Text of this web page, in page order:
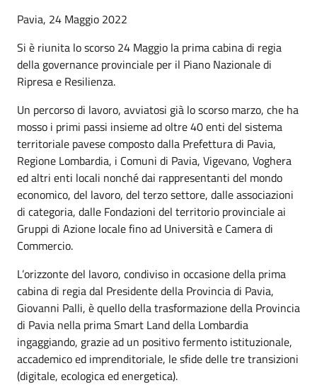
Pavia, 24 Maggio 2022
Si è riunita lo scorso 24 Maggio la prima cabina di regia
della governance provinciale per il Piano Nazionale di
Ripresa e Resilienza.
Un percorso di lavoro, avviatosi già lo scorso marzo, che ha
mosso i primi passi insieme ad oltre 40 enti del sistema
territoriale pavese composto dalla Prefettura di Pavia,
Regione Lombardia, i Comuni di Pavia, Vigevano, Voghera
ed altri enti locali nonché dai rappresentanti del mondo
economico, del lavoro, del terzo settore, dalle associazioni
di categoria, dalle Fondazioni del territorio provinciale ai
Gruppi di Azione locale fino ad Università e Camera di
Commercio.
L’orizzonte del lavoro, condiviso in occasione della prima
cabina di regia dal Presidente della Provincia di Pavia,
Giovanni Palli, è quello della trasformazione della Provincia
di Pavia nella prima Smart Land della Lombardia
ingaggiando, grazie ad un positivo fermento istituzionale,
accademico ed imprenditoriale, le sfide delle tre transizioni
(digitale, ecologica ed energetica).